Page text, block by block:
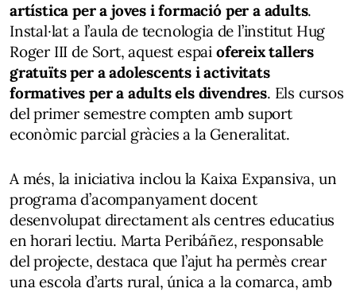
artística per a joves i formació per a adults.
Instal·lat a l’aula de tecnologia de l’institut Hug
Roger III de Sort, aquest espai ofereix tallers
gratuïts per a adolescents i activitats
formatives per a adults els divendres. Els cursos
del primer semestre compten amb suport
econòmic parcial gràcies a la Generalitat.
A més, la iniciativa inclou la Kaixa Expansiva, un
programa d’acompanyament docent
desenvolupat directament als centres educatius
en horari lectiu. Marta Peribáñez, responsable
del projecte, destaca que l’ajut ha permès crear
una escola d’arts rural, única a la comarca, amb